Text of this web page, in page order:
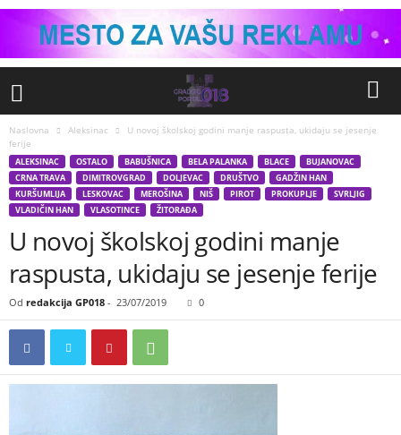
Naslovna Aleksinac
U novoj školskoj godini manje raspusta, ukidaju se jesenje
ferije
ALEKSINAC OSTALO BABUŠNICA BELA PALANKA BLACE
BUJANOVAC
CRNA TRAVA
DIMITROVGRAD DOLJEVAC DRUŠTVO
GADŽIN HAN
KURŠUMLIJA
LESKOVAC MEROŠINA NIŠ PIROT PROKUPLJE
SVRLJIG
VLADIČIN HAN
VLASOTINCE ŽITORAĐA
U novoj školskoj godini manje
raspusta, ukidaju se jesenje ferije
Od redakcija GP018 - 23/07/2019 0